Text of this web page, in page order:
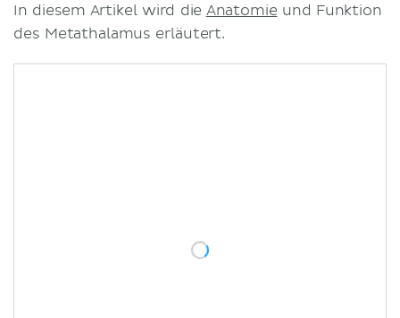
In diesem Artikel wird die Anatomie und Funktion
des Metathalamus erläutert.